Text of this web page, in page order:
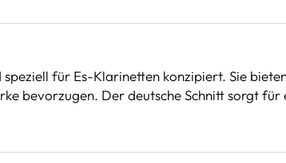
für Es-Klarinetten konzipiert. Sie
bevorzugen. Der deutsche Schnitt sorgt